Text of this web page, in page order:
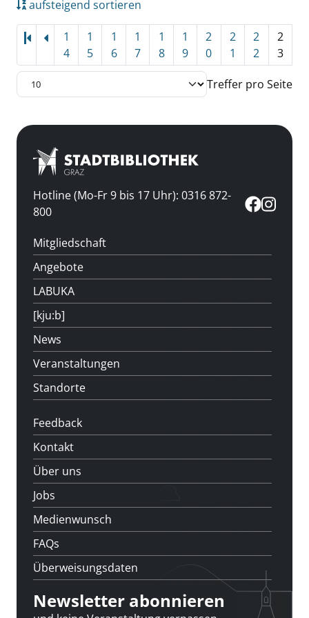
aufsteigend sortieren
1
4
1
5
1
6
1
7
1
8
1
9
2
0
2
1
2
2
2
3
Treffer pro Seite
Hotline (Mo-Fr 9 bis 17 Uhr): 0316 872-
800
Mitgliedschaft
Angebote
LABUKA
[kju:b]
News
Veranstaltungen
Standorte
Feedback
Kontakt
Über uns
Jobs
Medienwunsch
FAQs
Überweisungsdaten
Newsletter abonnieren